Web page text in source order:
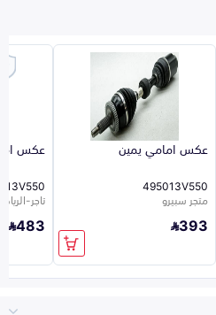
عكس امامي يمين
495013V550
متجر سبيرو
393
عكس
تاجر-الرياض-
483